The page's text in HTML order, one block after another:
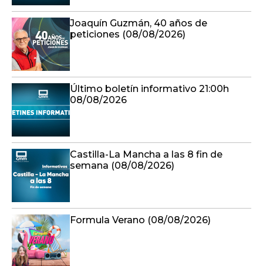
Joaquín Guzmán, 40 años de
peticiones (08/08/2026)
Último boletín informativo 21:00h
08/08/2026
Castilla-La Mancha a las 8 fin de
semana (08/08/2026)
Formula Verano (08/08/2026)